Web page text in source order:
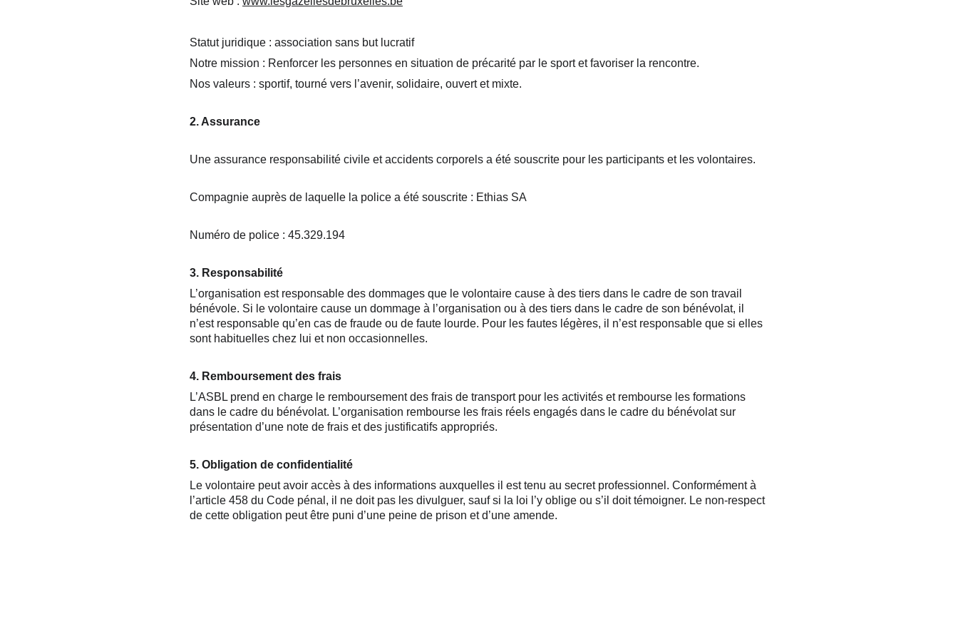
Statut juridique : association sans but lucratif
Notre mission : Renforcer les personnes en situation de précarité par le sport et favoriser la rencontre.
Nos valeurs : sportif, tourné vers l’avenir, solidaire, ouvert et mixte.
2. Assurance
Une assurance responsabilité civile et accidents corporels a été souscrite pour les participants et les volontaires.
Compagnie auprès de laquelle la police a été souscrite : Ethias SA
Numéro de police : 45.329.194
3. Responsabilité
L’organisation est responsable des dommages que le volontaire cause à des tiers dans le cadre de son travail
bénévole. Si le volontaire cause un dommage à l’organisation ou à des tiers dans le cadre de son bénévolat, il
n’est responsable qu’en cas de fraude ou de faute lourde. Pour les fautes légères, il n’est responsable que si elles
sont habituelles chez lui et non occasionnelles.
4. Remboursement des frais
L’ASBL prend en charge le remboursement des frais de transport pour les activités et rembourse les formations
dans le cadre du bénévolat. L’organisation rembourse les frais réels engagés dans le cadre du bénévolat sur
présentation d’une note de frais et des justificatifs appropriés.
5. Obligation de confidentialité
Le volontaire peut avoir accès à des informations auxquelles il est tenu au secret professionnel. Conformément à
l’article 458 du Code pénal, il ne doit pas les divulguer, sauf si la loi l’y oblige ou s’il doit témoigner. Le non-respect
de cette obligation peut être puni d’une peine de prison et d’une amende.